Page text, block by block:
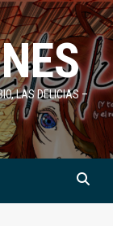
LAS DELICIAS –